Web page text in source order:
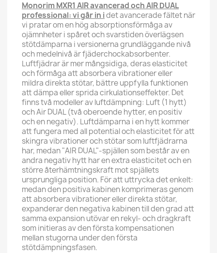
Monorim MXR1 AIR avancerad och AIR DUAL
professional: vi går in idet avancerade fältet när
vi pratar om en hög absorptionsförmåga av
ojämnheter i spåret och svarstiden överlägsen
stötdämparna i versionerna grundläggande nivå
och medelnivå är fjäderchockabsorbenter.
Luftfjädrar är mer mångsidiga, deras elasticitet
och förmåga att absorbera vibrationer eller
mildra direkta stötar, bättre uppfylla funktionen
att dämpa eller sprida cirkulationseffekter. Det
finns två modeller av luftdämpning: Luft (1 hytt)
och Air DUAL (två oberoende hytter, en positiv
och en negativ). Luftdämparna i en hytt kommer
att fungera med all potential och elasticitet för att
skingra vibrationer och stötar som luftfjädrarna
har, medan "AIR DUAL"-spjällen som består av en
andra negativ hytt har en extra elasticitet och en
större återhämtningskraft mot spjällets
ursprungliga position. För att uttrycka det enkelt:
medan den positiva kabinen komprimeras genom
att absorbera vibrationer eller direkta stötar,
expanderar den negativa kabinen till den grad att
samma expansion utövar en rekyl- och dragkraft
som initieras av den första kompensationen
mellan stugorna under den första
stötdämpningsfasen.